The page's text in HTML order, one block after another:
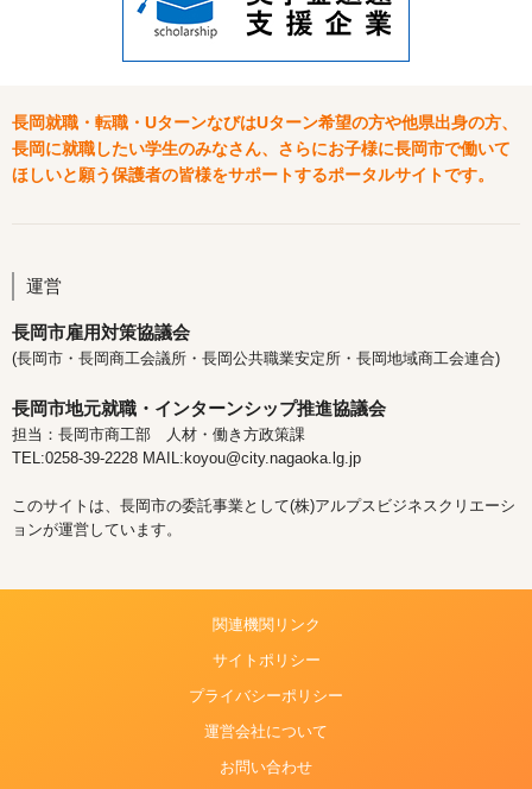
長岡就職・転職・UターンなびはUターン希望の方や他県出身の方、
長岡に就職したい学生のみなさん、さらにお子様に長岡市で働いて
ほしいと願う保護者の皆様をサポートするポータルサイトです。
運営
長岡市雇用対策協議会
(長岡市・長岡商工会議所・長岡公共職業安定所・長岡地域商工会連合)
長岡市地元就職・インターンシップ推進協議会
担当：長岡市商工部 人材・働き方政策課
TEL:0258-39-2228 MAIL:koyou@city.nagaoka.lg.jp
このサイトは、長岡市の委託事業として(株)アルプスビジネスクリエーシ
ョンが運営しています。
関連機関リンク
サイトポリシー
プライバシーポリシー
運営会社について
お問い合わせ